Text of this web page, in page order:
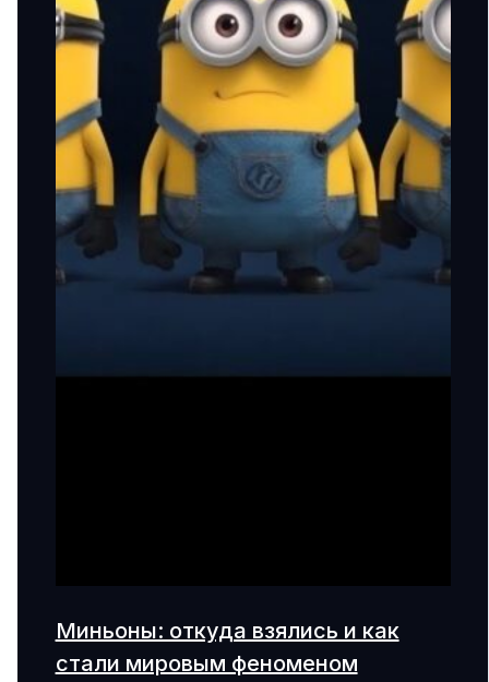
Миньоны: откуда взялись и как
стали мировым феноменом